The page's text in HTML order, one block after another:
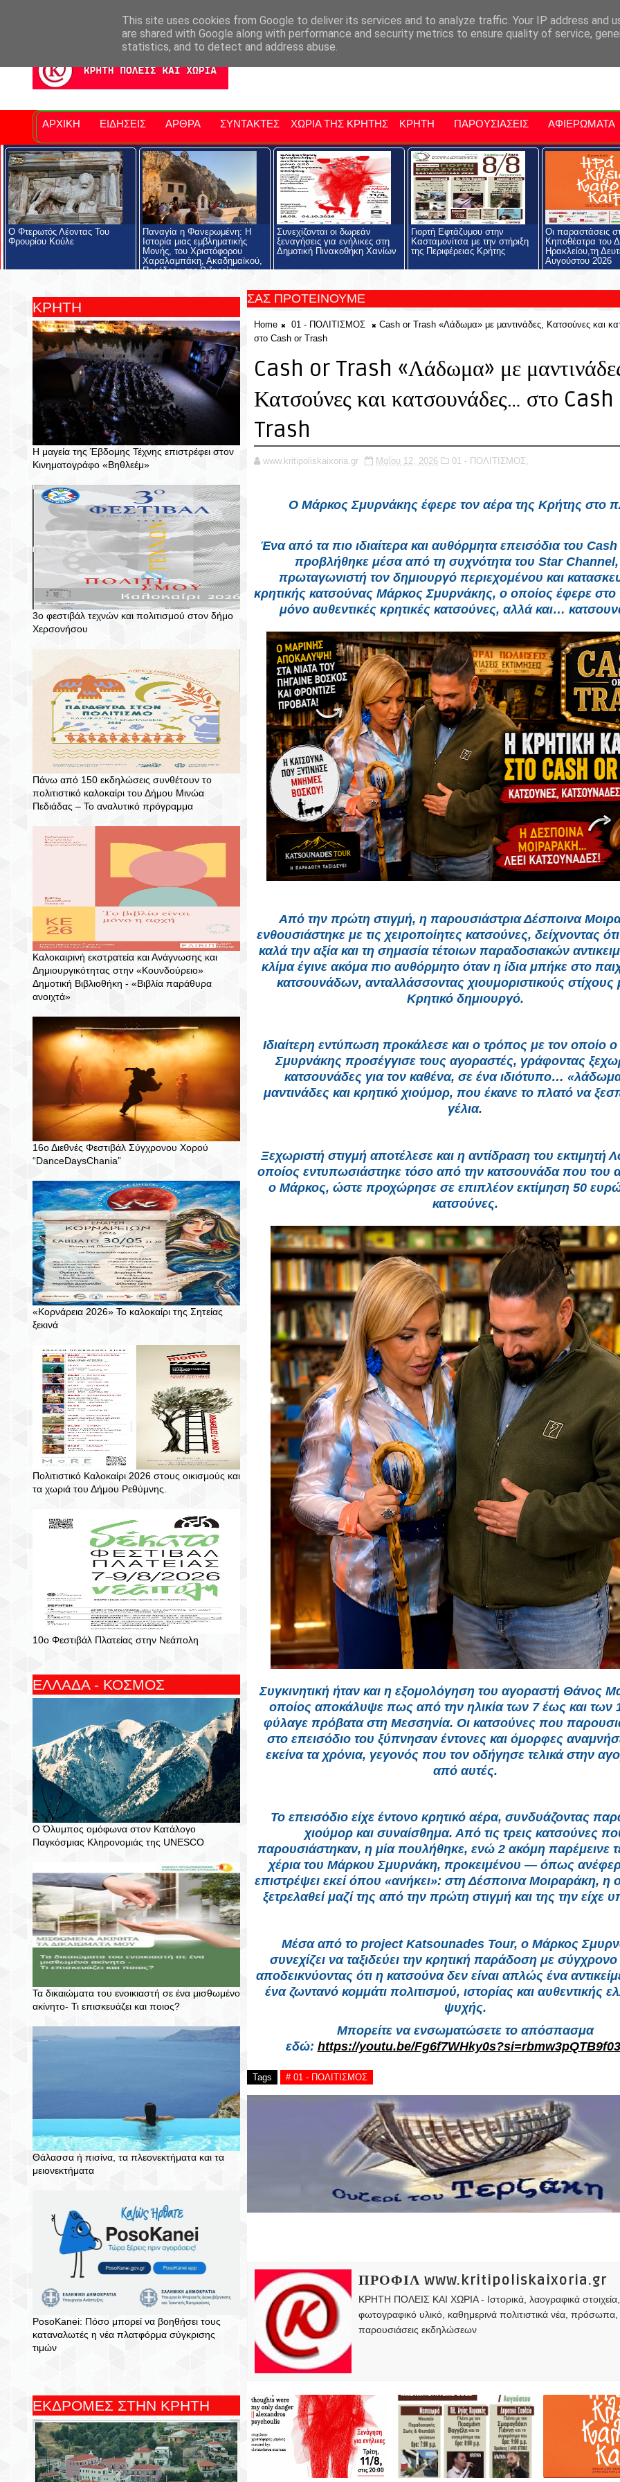
Νομός Λασιθίου Αγαπάμε Ρέθυμνο Επαρχία Μαλεβιζίου Εκδηλώσεις Στην Κρήτη Kriti Traveller
ΑΡΧΙΚΗ ΕΙΔΗΣΕΙΣ ΑΡΘΡΑ ΣΥΝΤΑΚΤΕΣ ΧΩΡΙΑ ΤΗΣ ΚΡΗΤΗΣ ΚΡΗΤΗ ΠΑΡΟΥΣΙΑΣΕΙΣ ΑΦΙΕΡΩΜΑΤΑ
Ο Φτερωτός Λέοντας Του
Φρουρίου Κούλε
Παναγία η Φανερωμένη: Η
Ιστορία μιας εμβληματικής
Μονής, του Χριστόφορου
Χαραλαμπάκη, Ακαδημαϊκού,
Προέδρου της Ριζαρείου
Συνεχίζονται οι δωρεάν
ξεναγήσεις για ενήλικες στη
Δημοτική Πινακοθήκη Χανίων
Γιορτή Εφτάζυμου στην
Κασταμονίτσα με την στήριξη
της Περιφέρειας Κρήτης
Οι παραστάσεις
Κηποθέατρα του
Ηρακλείου,τη
Αυγούστου 2026
ΚΡΗΤΗ
Η μαγεία της Έβδομης Τέχνης επιστρέφει στον
Κινηματογράφο «Βηθλεέμ»
3ο φεστιβάλ τεχνών και πολιτισμού στον δήμο
Χερσονήσου
Πάνω από 150 εκδηλώσεις συνθέτουν το
πολιτιστικό καλοκαίρι του Δήμου Μινώα
Πεδιάδας – To αναλυτικό πρόγραμμα
Καλοκαιρινή εκστρατεία και Ανάγνωσης και
Δημιουργικότητας στην «Κουνδούρειο»
Δημοτική Βιβλιοθήκη - «Βιβλία παράθυρα
ανοιχτά»
16ο Διεθνές Φεστιβάλ Σύγχρονου Χορού
“DanceDaysChania”
«Κορνάρεια 2026» Το καλοκαίρι της Σητείας
ξεκινά
Πολιτιστικό Καλοκαίρι 2026 στους οικισμούς και
τα χωριά του Δήμου Ρεθύμνης.
10ο Φεστιβάλ Πλατείας στην Νεάπολη
ΕΛΛΑΔΑ - ΚΟΣΜΟΣ
Ο Όλυμπος ομόφωνα στον Κατάλογο
Παγκόσμιας Κληρονομιάς της UNESCO
Τα δικαιώματα του ενοικιαστή σε ένα μισθωμένο
ακίνητο- Τι επισκευάζει και ποιος?
Θάλασσα ή πισίνα, τα πλεονεκτήματα και τα
μειονεκτήματα
PosoKanei: Πόσο μπορεί να βοηθήσει τους
καταναλωτές η νέα πλατφόρμα σύγκρισης
τιμών
ΕΚΔΡΟΜΕΣ ΣΤΗΝ ΚΡΗΤΗ
ΣΑΣ ΠΡΟΤΕΙΝΟΥΜΕ
Home 01 - ΠΟΛΙΤΙΣΜΟΣ
Cash or Trash «Λάδωμα» με μαντινάδες, Κατσούνες και
στο Cash or Trash
Cash or Trash «Λάδωμα» με
Κατσούνες και κατσουνάδες… στο
Trash
www.kritipoliskaixoria.gr Μαΐου 12, 2026 01 - ΠΟΛΙΤΙΣΜΟΣ,
Ο Μάρκος Σμυρνάκης έφερε τον αέρα της Κρήτης στο
Ένα από τα πιο ιδιαίτερα και αυθόρμητα επεισόδια του
προβλήθηκε μέσα από τη συχνότητα του Star
πρωταγωνιστή τον δημιουργό περιεχομένου και
κρητικής κατσούνας Μάρκος Σμυρνάκης, ο οποίος έφερε στο
μόνο αυθεντικές κρητικές κατσούνες, αλλά και…
Από την πρώτη στιγμή, η παρουσιάστρια Δέσποινα
ενθουσιάστηκε με τις χειροποίητες κατσούνες, δείχνοντας
καλά την αξία και τη σημασία τέτοιων παραδοσιακών
κλίμα έγινε ακόμα πιο αυθόρμητο όταν η ίδια μπήκε στο
κατσουνάδων, ανταλλάσσοντας χιουμοριστικούς στίχους
Κρητικό δημιουργό.
Ιδιαίτερη εντύπωση προκάλεσε και ο τρόπος με τον οποίο
Σμυρνάκης προσέγγισε τους αγοραστές, γράφοντας
κατσουνάδες για τον καθένα, σε ένα ιδιότυπο…
μαντινάδες και κρητικό χιούμορ, που έκανε το πλατό να
γέλια.
Ξεχωριστή στιγμή αποτέλεσε και η αντίδραση του εκτιμητή
οποίος εντυπωσιάστηκε τόσο από την κατσουνάδα που του
ο Μάρκος, ώστε προχώρησε σε επιπλέον εκτίμηση 50 ευρώ
κατσούνες.
Συγκινητική ήταν και η εξομολόγηση του αγοραστή Θάνος
οποίος αποκάλυψε πως από την ηλικία των 7 έως και των
φύλαγε πρόβατα στη Μεσσηνία. Οι κατσούνες που
στο επεισόδιο του ξύπνησαν έντονες και όμορφες
εκείνα τα χρόνια, γεγονός που τον οδήγησε τελικά στην
από αυτές.
Το επεισόδιο είχε έντονο κρητικό αέρα, συνδυάζοντας
χιούμορ και συναίσθημα. Από τις τρεις κατσούνες
παρουσιάστηκαν, η μία πουλήθηκε, ενώ 2 ακόμη παρέμεινε
χέρια του Μάρκου Σμυρνάκη, προκειμένου — όπως
επιστρέψει εκεί όπου «ανήκει»: στη Δέσποινα Μοιραράκη, η
ξετρελαθεί μαζί της από την πρώτη στιγμή και της την είχε
Μέσα από το project Katsounades Tour, ο Μάρκος
συνεχίζει να ταξιδεύει την κρητική παράδοση με
αποδεικνύοντας ότι η κατσούνα δεν είναι απλώς ένα
ένα ζωντανό κομμάτι πολιτισμού, ιστορίας και αυθεντικής
ψυχής.
Μπορείτε να ενσωματώσετε το απόσπασμα
εδώ: https://youtu.be/
Tags # 01 - ΠΟΛΙΤΙΣΜΟΣ
ΠΡΟΦΙΛ www.kritipoliskaixoria.gr
ΚΡΗΤΗ ΠΟΛΕΙΣ ΚΑΙ ΧΩΡΙΑ - Ιστορικά, λαογραφικά
φωτογραφικό υλικό, καθημερινά πολιτιστικά νέα, πρόσωπα,
παρουσιάσεις εκδηλώσεων
This site uses cookies from Google to deliver its services and to analyze traffic. Your IP address and
are shared with Google along with performance and security metrics to ensure quality of service,
statistics, and to detect and address abuse.